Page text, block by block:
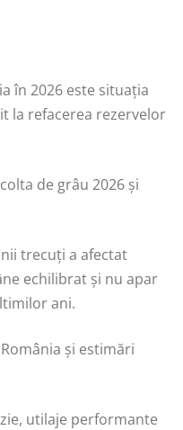
în 2026 este situația
la refacerea rezervelor
de grâu 2026 și
trecuți a afectat
echilibrat și nu apar
ani.
și estimări
utilaje performante